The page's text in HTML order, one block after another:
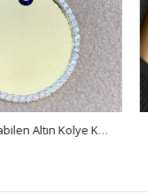
Nazar Boncuklu İsim Yazılabilen Altın Kolye KL0108